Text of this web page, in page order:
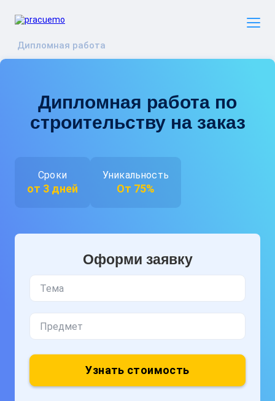
Дипломная работа
Дипломная работа по
строительству на заказ
Сроки
от 3 дней
Уникальность
От 75%
Оформи заявку
Узнать стоимость